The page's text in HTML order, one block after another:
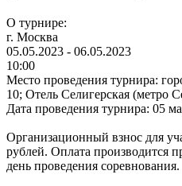
О турнире:
г. Москва
05.05.2023 - 06.05.2023
10:00
Место проведения турнира:
10; Отель Селигерская (метро
Дата проведения турнира: 05
Организационный взнос для
рублей. Оплата производится
день проведения соревнования.